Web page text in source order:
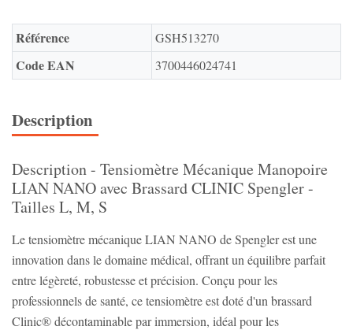
Référence GSH513270
Code EAN 3700446024741
Description
Description - Tensiomètre Mécanique Manopoire
LIAN NANO avec Brassard CLINIC Spengler -
Tailles L, M, S
Le tensiomètre mécanique LIAN NANO de Spengler est une
innovation dans le domaine médical, offrant un équilibre parfait
entre légèreté, robustesse et précision. Conçu pour les
professionnels de santé, ce tensiomètre est doté d'un brassard
Clinic® décontaminable par immersion, idéal pour les